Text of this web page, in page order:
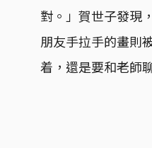
對。」賀世子發現
朋友手拉手的畫則
着，還是要和老師